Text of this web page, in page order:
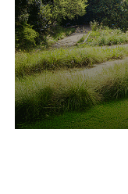
Palazzo instó a
República
permita poner las
gente sepa que
grandes que tiene